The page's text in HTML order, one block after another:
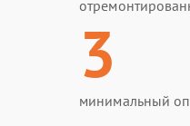
3
минимальный